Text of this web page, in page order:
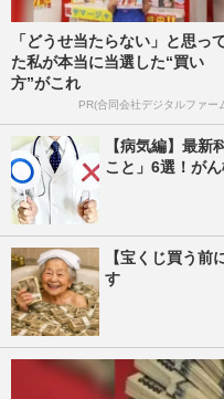
「どうせ当たらない」と思っ
た私が本当に当選した“買い
方”がこれ
PR(合同会社デジタルファー
【病気編】最
こと」6選！が
【宝くじ買う前
す